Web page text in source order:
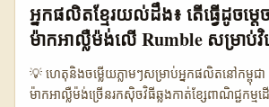
អ្នកផលិតខ្មែរយល់ដឹង៖ តើធ្វើដូចម្ត
ម៉ាកអាល្លឺម៉ង់លើ Rumble សម្រាប់វិ
💡 ហេតុនិងចម្លើយភ្លាមៗសម្រាប់អ្នកផលិតនៅកម្ពុជា ក្
ម៉ាកអាល្លឺម៉ង់ច្រើនរកសុិចវិធីឆ្លងកាត់ខ្សែពាណិជ្ជកម្ម